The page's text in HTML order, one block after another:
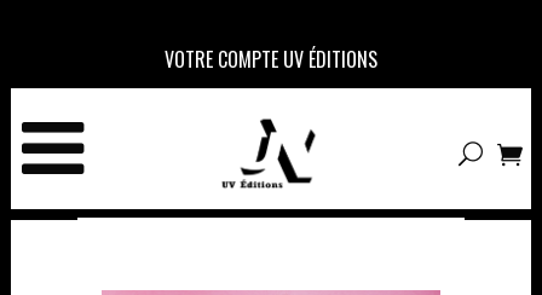
VOTRE COMPTE UV ÉDITIONS